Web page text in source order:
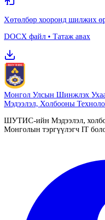
Хөтөлбөр хооронд шилжих
DOCX файл • Татаж авах
Монгол Улсын Шинжлэх
Мэдээлэл, Холбооны
ШУТИС-ийн Мэдээлэл,
Монголын тэргүүлэгч IT